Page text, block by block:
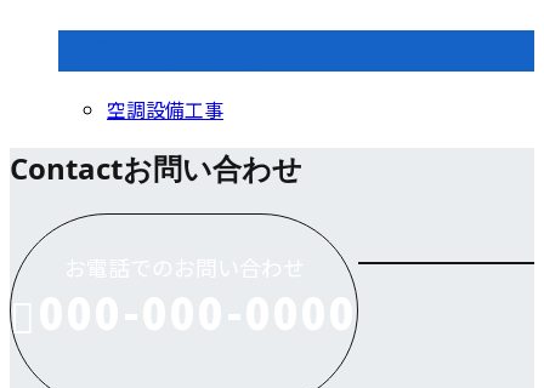
空調設備工事
Contactお問い合わせ
000-000-0000